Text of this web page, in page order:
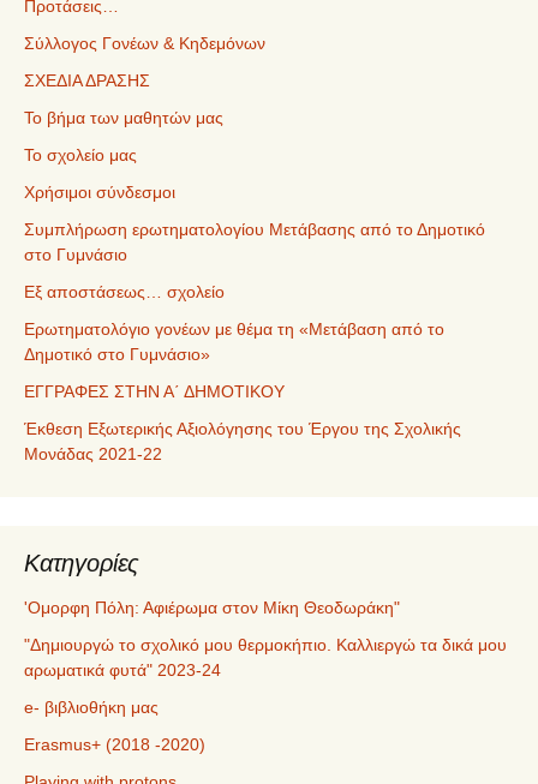
Προτάσεις…
Σύλλογος Γονέων & Κηδεμόνων
ΣΧΕΔΙΑ ΔΡΑΣΗΣ
Το βήμα των μαθητών μας
Το σχολείο μας
Χρήσιμοι σύνδεσμοι
Συμπλήρωση ερωτηματολογίου Μετάβασης από το Δημοτικό
στο Γυμνάσιο
Εξ αποστάσεως… σχολείο
Ερωτηματολόγιο γονέων με θέμα τη «Μετάβαση από το
Δημοτικό στο Γυμνάσιο»
ΕΓΓΡΑΦΕΣ ΣΤΗΝ Α΄ ΔΗΜΟΤΙΚΟΥ
Έκθεση Εξωτερικής Αξιολόγησης του Έργου της Σχολικής
Μονάδας 2021-22
Kατηγορίες
'Ομορφη Πόλη: Αφιέρωμα στον Μίκη Θεοδωράκη"
"Δημιουργώ το σχολικό μου θερμοκήπιο. Καλλιεργώ τα δικά μου
αρωματικά φυτά" 2023-24
e- βιβλιοθήκη μας
Erasmus+ (2018 -2020)